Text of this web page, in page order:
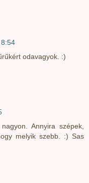
odavagyok. :)
Annyira szépek,
melyik szebb. :) Sas